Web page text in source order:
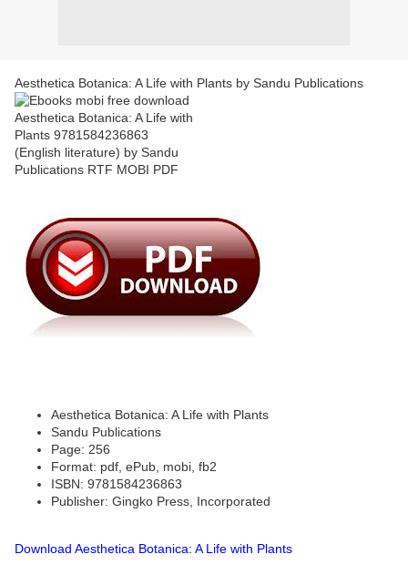
Aesthetica Botanica: A Life with Plants by Sandu Publications
Aesthetica Botanica: A Life with Plants
Sandu Publications
Page: 256
Format: pdf, ePub, mobi, fb2
ISBN: 9781584236863
Publisher: Gingko Press, Incorporated
Download Aesthetica Botanica: A Life with Plants